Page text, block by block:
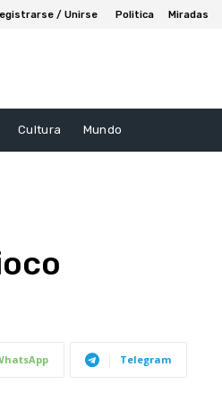
/ Unirse Politica Miradas
Cultura Mundo
Telegram